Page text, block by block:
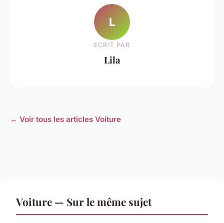
L
ECRIT PAR
Lila
← Voir tous les articles Voiture
Voiture — Sur le même sujet